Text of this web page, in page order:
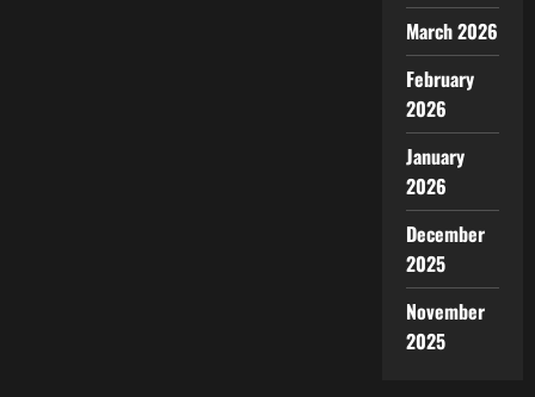
March 2026
February
2026
January
2026
December
2025
November
2025